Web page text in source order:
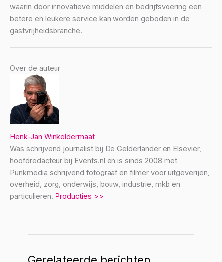
waarin door innovatieve middelen en bedrijfsvoering een
betere en leukere service kan worden geboden in de
gastvrijheidsbranche.
Over de auteur
Henk-Jan Winkeldermaat
Was schrijvend journalist bij De Gelderlander en Elsevier,
hoofdredacteur bij Events.nl en is sinds 2008 met
Punkmedia schrijvend fotograaf en filmer voor uitgeverijen,
overheid, zorg, onderwijs, bouw, industrie, mkb en
particulieren. Producties >>